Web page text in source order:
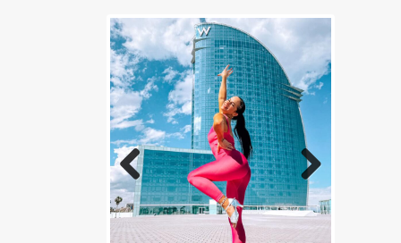
Previous Next